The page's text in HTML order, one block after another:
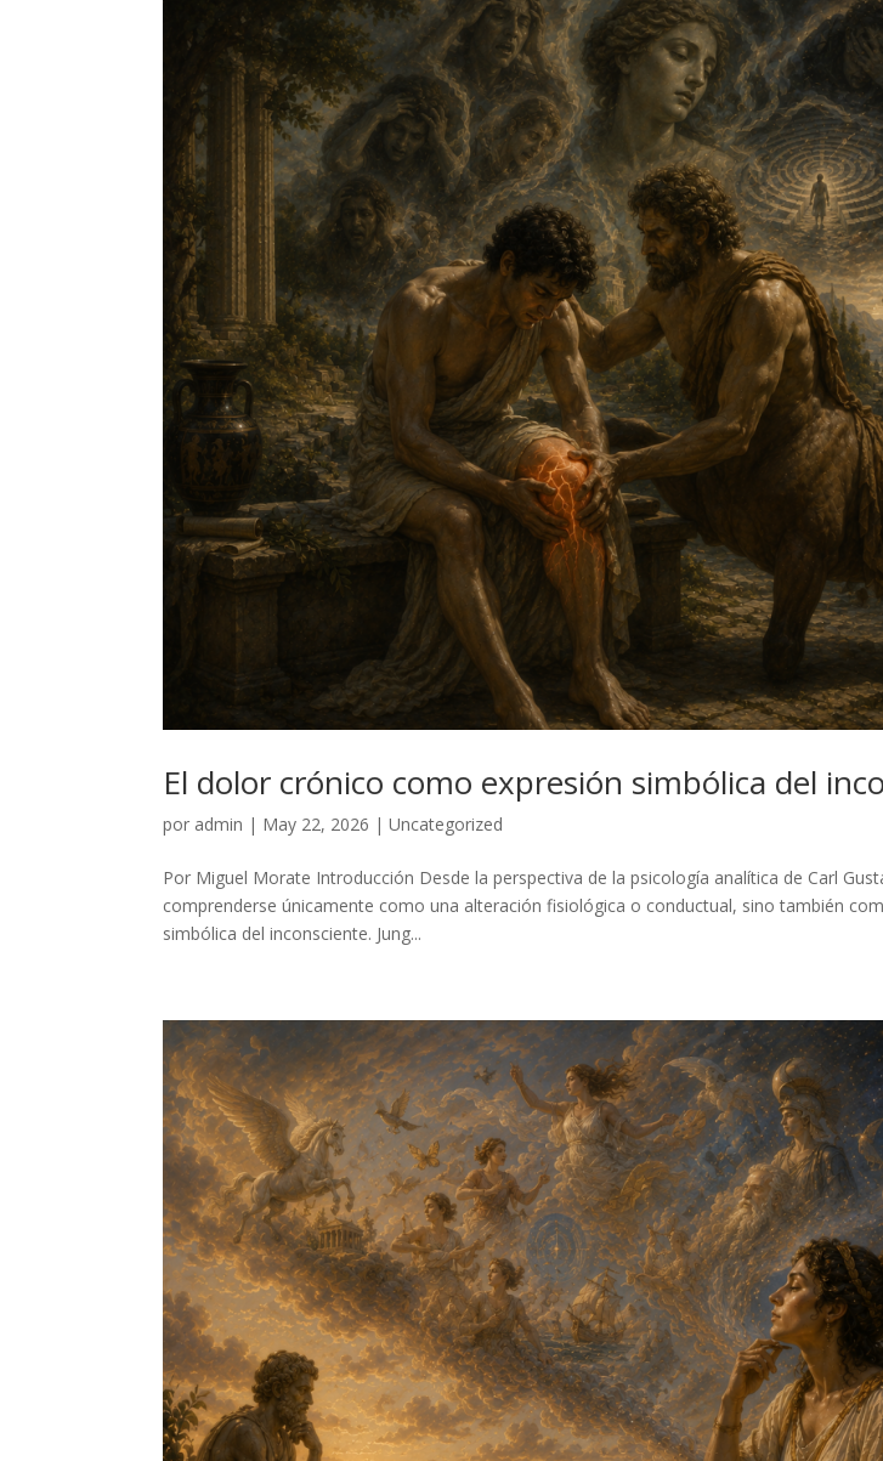
El dolor crónico como expresión simbólica del
por admin | May 22, 2026 |Uncategorized
Por Miguel Morate Introducción Desde la perspectiva de la psicología analítica de Carl
comprenderse únicamente como una alteración fisiológica o conductual, sino también
simbólica del inconsciente. Jung...